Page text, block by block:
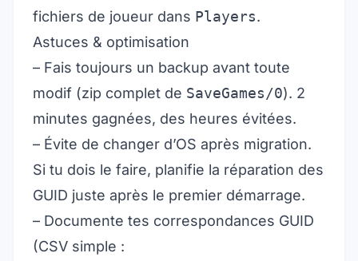
fichiers de joueur dans Players.
Astuces & optimisation
– Fais toujours un backup avant toute
modif (zip complet de SaveGames/0). 2
minutes gagnées, des heures évitées.
– Évite de changer d’OS après migration.
Si tu dois le faire, planifie la réparation des
GUID juste après le premier démarrage.
– Documente tes correspondances GUID
(CSV simple :